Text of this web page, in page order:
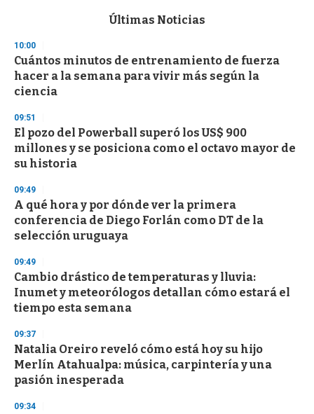
d
s
o
f
3
s
e
c
o
n
Últimas Noticias
10:00
Cuántos minutos de entrenamiento de fuerza
hacer a la semana para vivir más según la
ciencia
09:51
El pozo del Powerball superó los US$ 900
millones y se posiciona como el octavo mayor de
su historia
09:49
A qué hora y por dónde ver la primera
conferencia de Diego Forlán como DT de la
selección uruguaya
09:49
Cambio drástico de temperaturas y lluvia:
Inumet y meteorólogos detallan cómo estará el
tiempo esta semana
09:37
Natalia Oreiro reveló cómo está hoy su hijo
Merlín Atahualpa: música, carpintería y una
pasión inesperada
09:34